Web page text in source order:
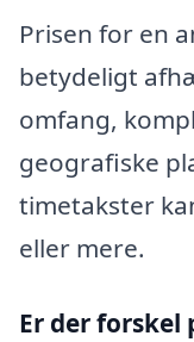
Prisen for en
betydeligt
omfang,
geografiske
timetakster
eller mere.
Er der forskel